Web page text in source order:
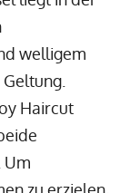
welligem
Haircut
Um